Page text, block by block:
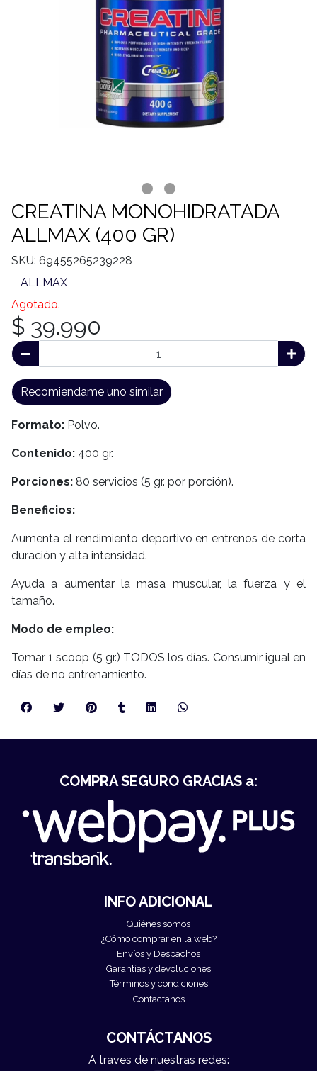
CREATINA MONOHIDRATADA
ALLMAX (400 GR)
SKU: 69455265239228
ALLMAX
Agotado.
$ 39.990
Recomiendame uno similar
Formato: Polvo.
Contenido: 400 gr.
Porciones: 80 servicios (5 gr. por porción).
Beneficios:
Aumenta el rendimiento deportivo en entrenos de corta
duración y alta intensidad.
Ayuda a aumentar la masa muscular, la fuerza y el
tamaño.
Modo de empleo:
Tomar 1 scoop (5 gr.) TODOS los días. Consumir igual en
días de no entrenamiento.
INFO ADICIONAL
Quiénes somos
¿Cómo comprar en la web?
Envíos y Despachos
Garantías y devoluciones
Términos y condiciones
Contactanos
COMPRA SEGURO GRACIAS a:
CONTÁCTANOS
A traves de nuestras redes: